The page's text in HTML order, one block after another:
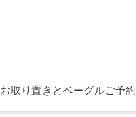
お取り置きとベーグルご予約